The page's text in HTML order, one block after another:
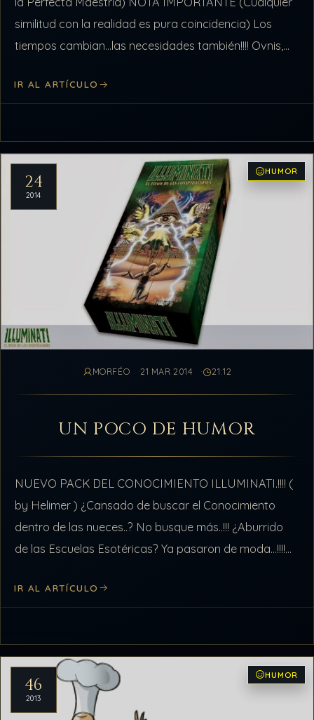
similitud con la realidad es pura coincidencia) Los
tiempos cambian…las necesidades también!!!! Ovnis,
pasado……
IR AL ARTÍCULO
24
2014
HUMOR
MORFÉO 21 MAR 2014 21:12
UN POCO DE HUMOR
NUEVO PACK DEL CONOCIMIENTO ILLUMINATI.!!!! (
by Helimer ) ¿Cansado de buscar el Conocimiento
dentro de las nueces..? No busque más..!!! ¿Aburrido
de las Escuelas Esotéricas? Ya pasaron de moda…!!!!
IR AL ARTÍCULO
46
2013
HUMOR